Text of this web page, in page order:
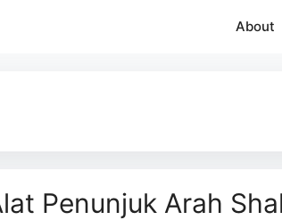
About
Penunjuk Arah